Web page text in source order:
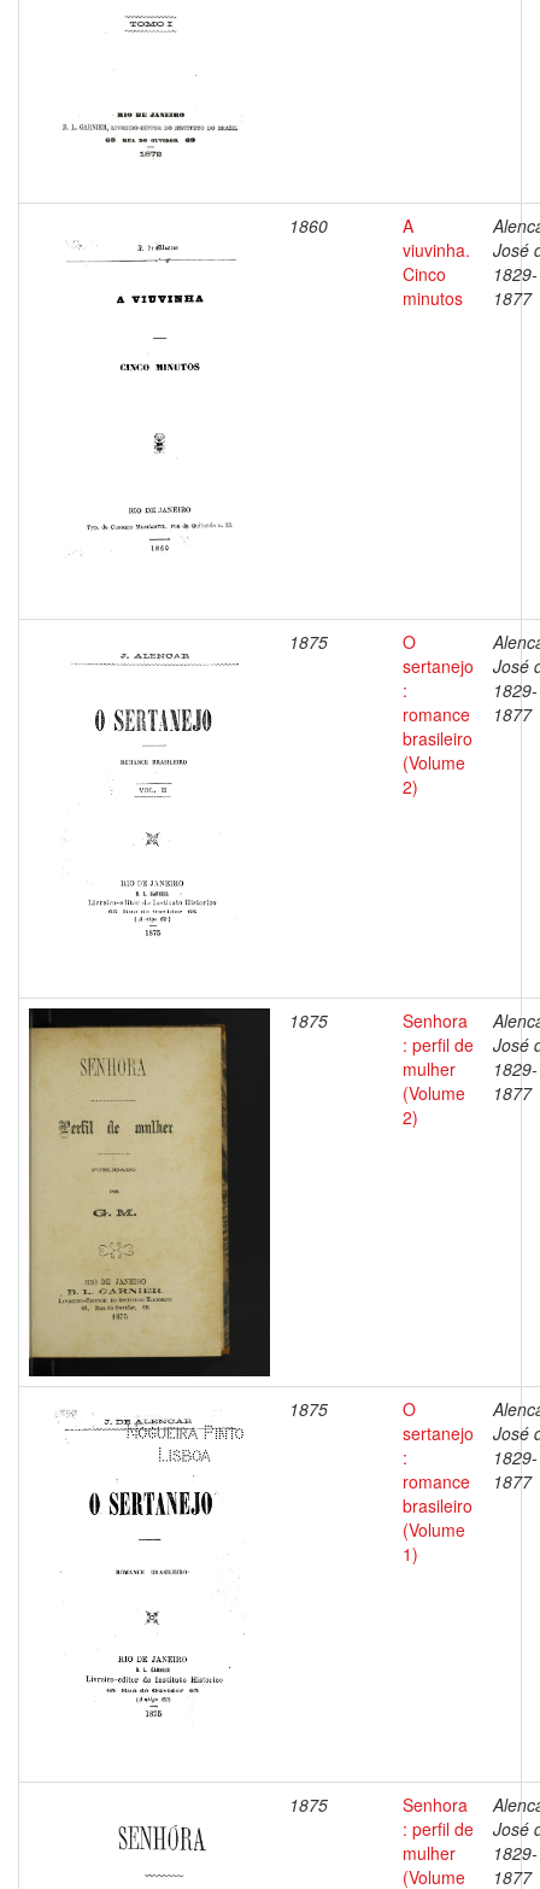
1860
A
viuvinha.
Cinco
minutos
José
1829-
1877
1875
O
sertanejo
:
romance
brasileiro
(Volume
2)
José
1829-
1877
1875
Senhora
: perfil de
mulher
(Volume
2)
José
1829-
1877
1875
O
sertanejo
:
romance
brasileiro
(Volume
1)
José
1829-
1877
1875
Senhora
: perfil de
mulher
(Volume
José
1829-
1877